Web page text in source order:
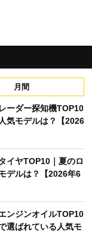
月間
ーダー探知機TOP10
気モデルは？【2026
イヤTOP10｜夏のロ
デルは？【2026年6
ンジンオイルTOP10
選ばれている人気モ